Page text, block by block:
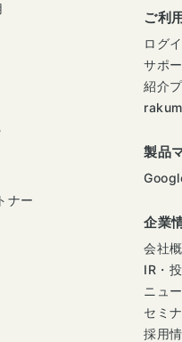
ナー
ご利
ログ
サポ
紹介
製品
企業
会社
IR・
ニュ
セミ
採用